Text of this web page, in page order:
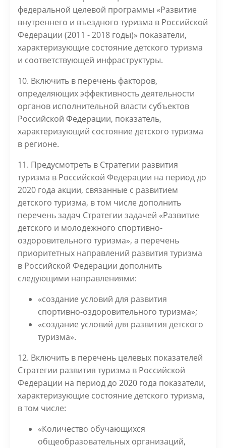
федеральной целевой программы «Развитие
внутреннего и въездного туризма в Российской
Федерации (2011 - 2018 годы)» показатели,
характеризующие состояние детского туризма
и соответствующей инфраструктуры.
10. Включить в перечень факторов,
определяющих эффективность деятельности
органов исполнительной власти субъектов
Российской Федерации, показатель,
характеризующий состояние детского туризма
в регионе.
11. Предусмотреть в Стратегии развития
туризма в Российской Федерации на период до
2020 года акции, связанные с развитием
детского туризма, в том числе дополнить
перечень задач Стратегии задачей «Развитие
детского и молодежного спортивно-
оздоровительного туризма», а перечень
приоритетных направлений развития туризма
в Российской Федерации дополнить
следующими направлениями:
«создание условий для развития
спортивно-оздоровительного туризма»;
«создание условий для развития детского
туризма».
12. Включить в перечень целевых показателей
Стратегии развития туризма в Российской
Федерации на период до 2020 года показатели,
характеризующие состояние детского туризма,
в том числе:
«Количество обучающихся
общеобразовательных организаций,